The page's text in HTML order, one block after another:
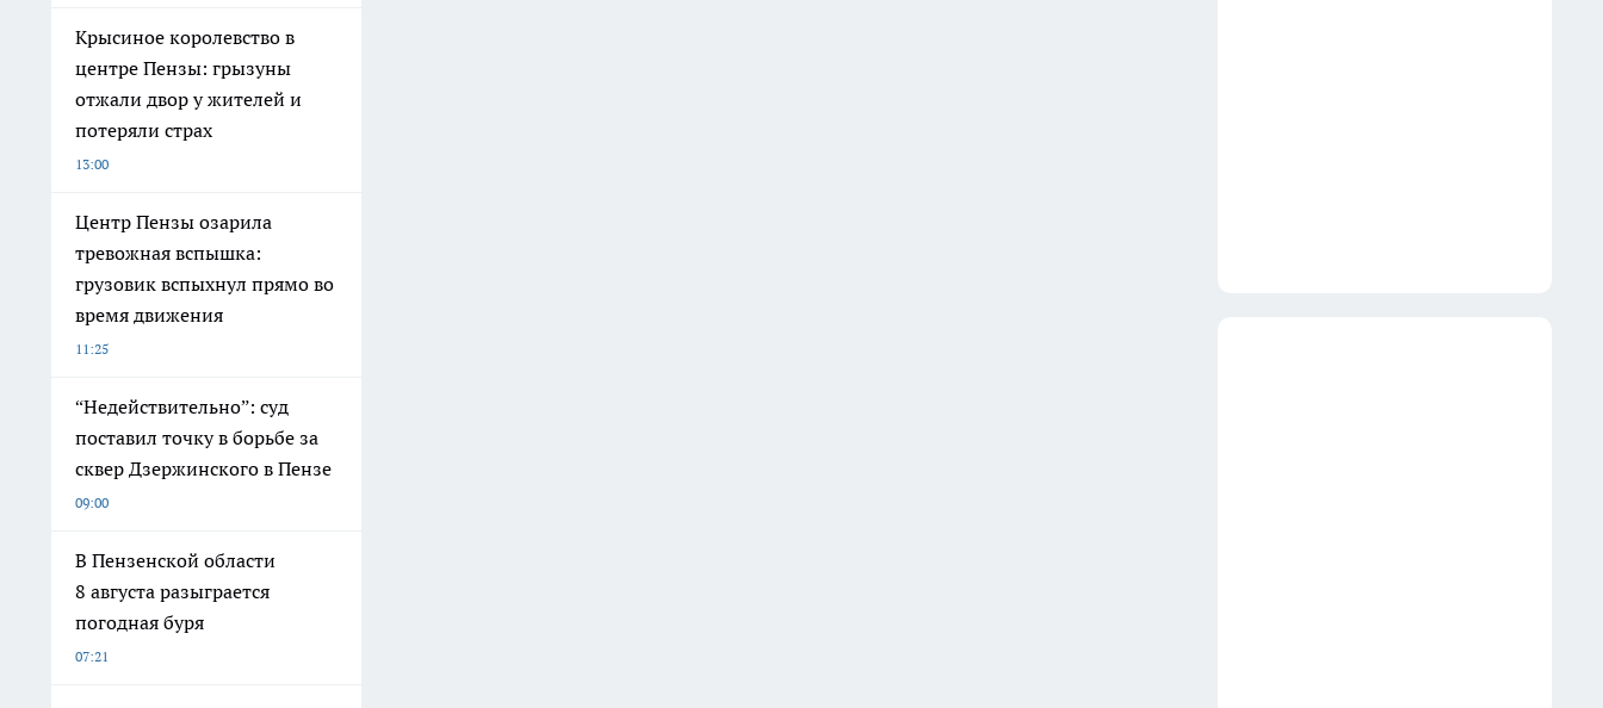
Крысиное королевство в
центре Пензы: грызуны
отжали двор у жителей и
потеряли страх
13:00
Центр Пензы озарила
тревожная вспышка:
грузовик вспыхнул прямо во
время движения
11:25
“Недействительно”: суд
поставил точку в борьбе за
сквер Дзержинского в Пензе
09:00
В Пензенской области
8 августа разыграется
погодная буря
07:21